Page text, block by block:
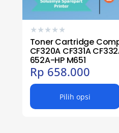
★★★★★
Toner Cartridge
CF320A CF331A
652A-HP M651
Rp 658.000
Pilih opsi